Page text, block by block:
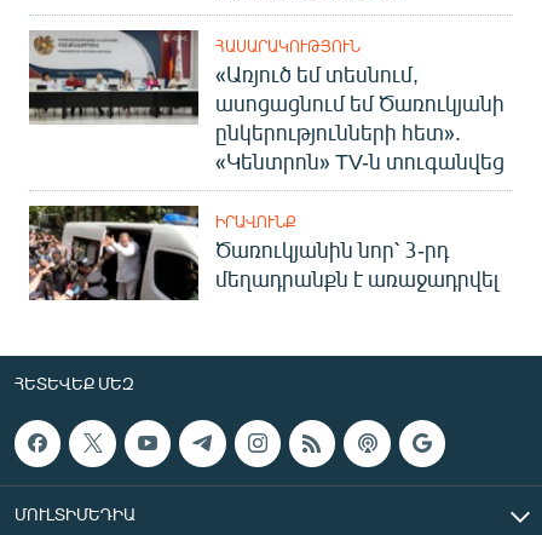
ՀԱՍԱՐԱԿՈՒԹՅՈՒՆ
«Առյուծ եմ տեսնում,
ասոցացնում եմ Ծառուկյանի
ընկերությունների հետ».
«Կենտրոն» TV-ն տուգանվեց
ԻՐԱՎՈՒՆՔ
Ծառուկյանին նոր՝ 3-րդ
մեղադրանքն է առաջադրվել
ՀԵՏԵՎԵՔ ՄԵԶ
ՄՈՒԼՏԻՄԵԴԻԱ